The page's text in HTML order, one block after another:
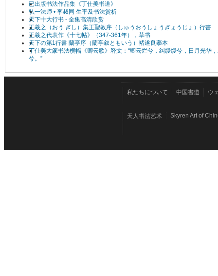
已出版书法作品集《丁仕美书道》
弘一法师 • 李叔同 生平及书法赏析
天下十大行书 - 全集高清欣赏
王羲之（おう ぎし）集王聖教序（しゅうおうしょうぎょうじょ）行書
王羲之代表作《十七帖》（347-361年），草书
天下の第1行書 蘭亭序（蘭亭叙ともいう）褚遂良摹本
丁仕美大篆书法横幅《卿云歌》释文：“卿云烂兮，纠缦缦兮，日月光华
兮。”
私たちについて 中国書道 ウ
天人书法艺术 Skyren Art of